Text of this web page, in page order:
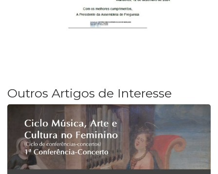
Outros Artigos de Interesse